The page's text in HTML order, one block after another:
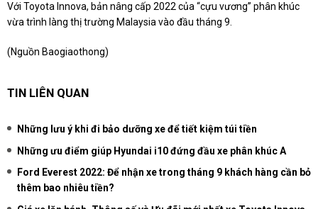
Với Toyota Innova, bản nâng cấp 2022 của “cựu vương” phân khúc
vừa trình làng thị trường Malaysia vào đầu tháng 9.
(Nguồn Baogiaothong)
TIN LIÊN QUAN
Những lưu ý khi đi bảo dưỡng xe để tiết kiệm túi tiền
Những ưu điểm giúp Hyundai i10 đứng đầu xe phân khúc A
Ford Everest 2022: Để nhận xe trong tháng 9 khách hàng cần bỏ
thêm bao nhiêu tiền?